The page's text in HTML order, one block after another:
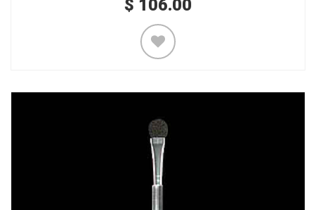
$ 106.00